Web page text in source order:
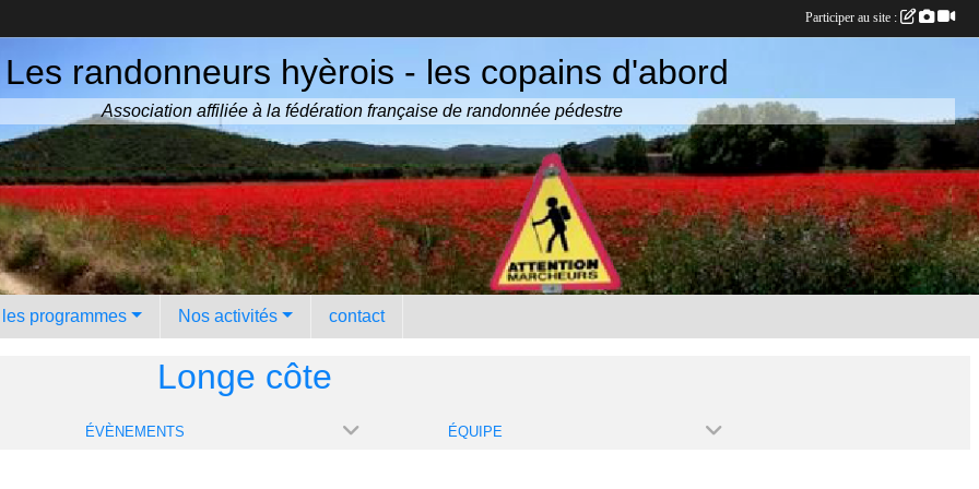
Les randonneurs hyèrois - les copains d'abord
Association affiliée à la fédération française de randonnée pédestre
programmes Nos activités contact
Longe côte
ÉVÈNEMENTS ÉQUIPE
Participer au site :